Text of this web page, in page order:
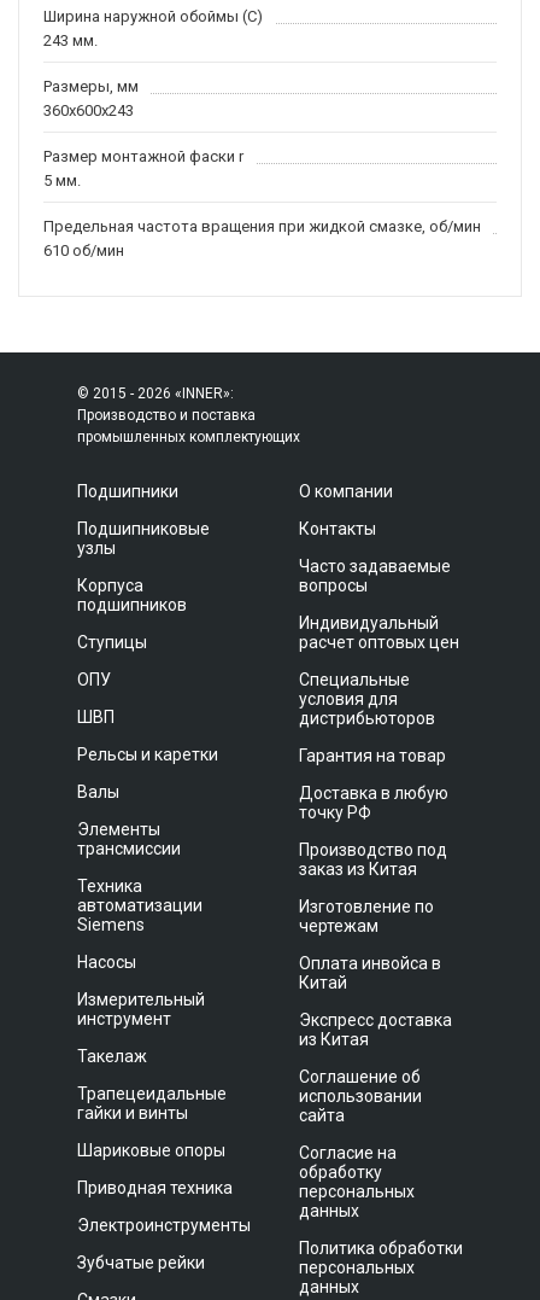
Ширина наружной обоймы (C)
243 мм.
Размеры, мм
360x600x243
Размер монтажной фаски r
5 мм.
Предельная частота вращения при жидкой смазке, об/мин
610 об/мин
© 2015 - 2026 «INNER»:
Производство и поставка
промышленных комплектующих
Подшипники
Подшипниковые
узлы
Корпуса
подшипников
Ступицы
ОПУ
ШВП
Рельсы и каретки
Валы
Элементы
трансмиссии
Техника
автоматизации
Siemens
Насосы
Измерительный
инструмент
Такелаж
Трапецеидальные
гайки и винты
Шариковые опоры
Приводная техника
Электроинструменты
Зубчатые рейки
О компании
Контакты
Часто задаваемые
вопросы
Индивидуальный
расчет оптовых цен
Специальные
условия для
дистрибьюторов
Гарантия на товар
Доставка в любую
точку РФ
Производство под
заказ из Китая
Изготовление по
чертежам
Оплата инвойса в
Китай
Экспресс доставка
из Китая
Соглашение об
использовании
сайта
Согласие на
обработку
персональных
данных
Политика обработки
персональных
данных